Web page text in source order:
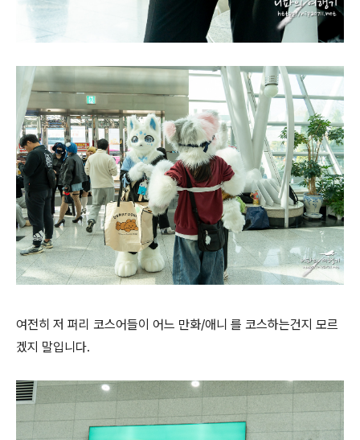
여전히 저 퍼리 코스어들이 어느 만화/애니 를 코스하는건지 모르
겠지 말입니다.